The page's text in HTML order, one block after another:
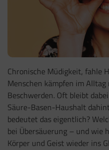
Chronische Müdigkeit, fahle
Menschen kämpfen im
Beschwerden. Oft bleibt
Säure-Basen-Haushalt
bedeutet das eigentlich?
bei Übersäuerung – und wie
Körper und Geist wieder ins